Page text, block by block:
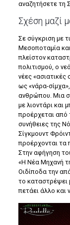
αναζητήσετε τη
Σχέση μαζί
Σε σύγκριση με
Μεσοποταμία
πλείστον
πολιτισμού, ο
νέες «ασιατικές
ως «νάρα-
ανθρώπου. Μια
με λιοντάρι και
προέρχεται από
συνήθειες της
Σίγκμουντ
προέρχονται τα
Στην αφήγηση
«Η Νέα Μηχανή
Οιδίποδα την
το καταστρέψει
πετάει άλλο και